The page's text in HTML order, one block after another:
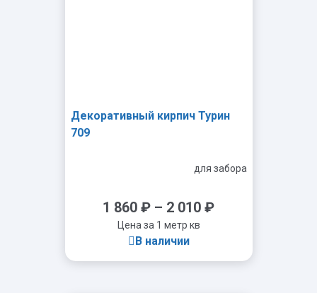
Декоративный кирпич Турин
709
для забора
1 860 ₽ – 2 010 ₽
Цена за 1 метр кв
В наличии